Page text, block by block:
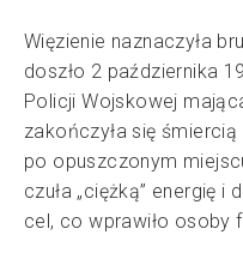
Więzienie naznaczyła
doszło 2 października
Policji Wojskowej
zakończyła się
po opuszczonym
czuła „ciężką” energię
cel, co wprawiło osoby